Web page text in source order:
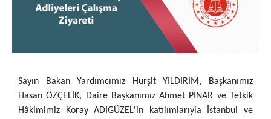
Sayın Bakan Yardımcımız Hurşit YILDIRIM, Başkanımız
Hasan ÖZÇELİK, Daire Başkanımız Ahmet PINAR ve Tetkik
Hâkimimiz Koray ADIGÜZEL'in katılımlarıyla İstanbul ve